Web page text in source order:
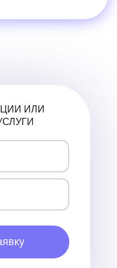
ИЛИ